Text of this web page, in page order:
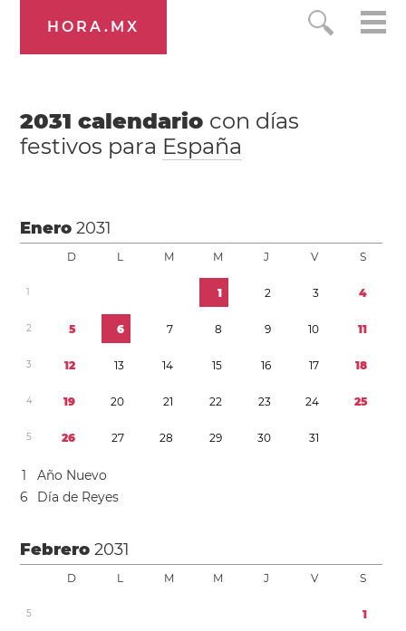
HORA.MX
2031 calendario con días
festivos para España
Enero2031
D L M M J V S
1 1 2 3 4
2 5 6 7 8 9 10 11
3 12 13 14 15 16 17 18
4 19 20 21 22 23 24 25
5 26 27 28 29 30 31
1
Año Nuevo
6
Día de Reyes
Febrero2031
D L M M J V S
5 1